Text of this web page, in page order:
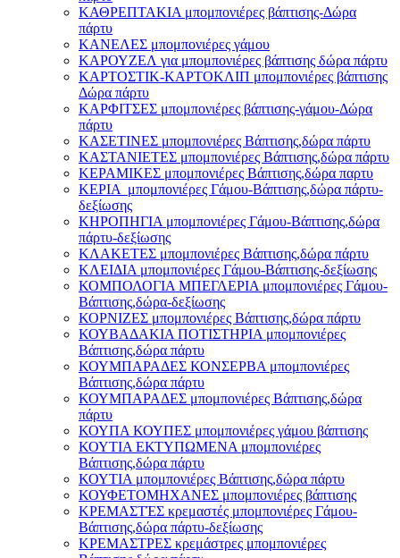
ΚΑΘΡΕΠΤΑΚΙΑ μπομπονιέρες βάπτισης-Δώρα
πάρτυ
ΚΑΝΕΛΕΣ μπομπονιέρες γάμου
ΚΑΡΟΥΖΕΛ για μπομπονιέρες βάπτισης δώρα πάρτυ
ΚΑΡΤΟΣΤΙΚ-ΚΑΡΤΟΚΛΙΠ μπομπονιέρες βάπτισης
Δώρα πάρτυ
ΚΑΡΦΙΤΣΕΣ μπομπονιέρες βάπτισης-γάμου-Δώρα
πάρτυ
ΚΑΣΕΤΙΝΕΣ μπομπονιέρες Βάπτισης,δώρα πάρτυ
ΚΑΣΤΑΝΙΕΤΕΣ μπομπονιέρες Βάπτισης,δώρα πάρτυ
ΚΕΡΑΜΙΚΕΣ μπομπονιέρες Βάπτισης,δώρα παρτυ
ΚΕΡΙΑ μπομπονιέρες Γάμου-Βάπτισης,δώρα πάρτυ-
δεξίωσης
ΚΗΡΟΠΗΓΙΑ μπομπονιέρες Γάμου-Βάπτισης,δώρα
πάρτυ-δεξίωσης
ΚΛΑΚΕΤΕΣ μπομπονιέρες Βάπτισης,δώρα πάρτυ
ΚΛΕΙΔΙΑ μπομπονιέρες Γάμου-Βάπτισης-δεξίωσης
ΚΟΜΠΟΛΟΓΙΑ ΜΠΕΓΛΕΡΙΑ μπομπονιέρες Γάμου-
Βάπτισης,δώρα-δεξίωσης
ΚΟΡΝΙΖΕΣ μπομπονιέρες Βάπτισης,δώρα πάρτυ
ΚΟΥΒΑΔΑΚΙΑ ΠΟΤΙΣΤΗΡΙΑ μπομπονιέρες
Βάπτισης,δώρα πάρτυ
ΚΟΥΜΠΑΡΑΔΕΣ ΚΟΝΣΕΡΒΑ μπομπονιέρες
Βάπτισης,δώρα πάρτυ
ΚΟΥΜΠΑΡΑΔΕΣ μπομπονιέρες Βάπτισης,δώρα
πάρτυ
ΚΟΥΠΑ ΚΟΥΠΕΣ μπομπονιέρες γάμου βάπτισης
ΚΟΥΤΙΑ ΕΚΤΥΠΩΜΕΝΑ μπομπονιέρες
Βάπτισης,δώρα πάρτυ
ΚΟΥΤΙΑ μπομπονιέρες Βάπτισης,δώρα πάρτυ
ΚΟΥΦΕΤΟΜΗΧΑΝΕΣ μπομπονιέρες βάπτισης
ΚΡΕΜΑΣΤΈΣ κρεμαστές μπομπονιέρες Γάμου-
Βάπτισης,δώρα πάρτυ-δεξίωσης
ΚΡΕΜΑΣΤΡΕΣ κρεμάστρες μπομπονιέρες